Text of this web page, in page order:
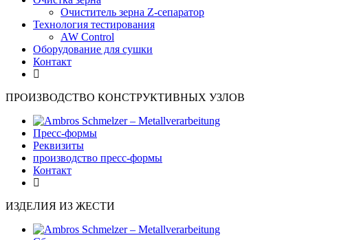
Очиститель зерна Z-сепаратор
Технология тестирования
AW Control
Oборудование для сушки
Контакт
ПРОИЗВОДСТВО КОНСТРУКТИВНЫХ УЗЛОВ
Пресс-формы
Pеквизиты
производство пресс-формы
Контакт
ИЗДЕЛИЯ ИЗ ЖЕСТИ